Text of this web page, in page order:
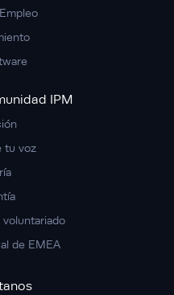
IPM
tu voz
de EMEA